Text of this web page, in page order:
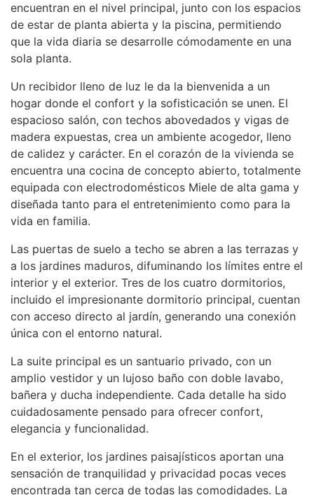
encuentran en el nivel principal, junto con los espacios
de estar de planta abierta y la piscina, permitiendo
que la vida diaria se desarrolle cómodamente en una
sola planta.
Un recibidor lleno de luz le da la bienvenida a un
hogar donde el confort y la sofisticación se unen. El
espacioso salón, con techos abovedados y vigas de
madera expuestas, crea un ambiente acogedor, lleno
de calidez y carácter. En el corazón de la vivienda se
encuentra una cocina de concepto abierto, totalmente
equipada con electrodomésticos Miele de alta gama y
diseñada tanto para el entretenimiento como para la
vida en familia.
Las puertas de suelo a techo se abren a las terrazas y
a los jardines maduros, difuminando los límites entre el
interior y el exterior. Tres de los cuatro dormitorios,
incluido el impresionante dormitorio principal, cuentan
con acceso directo al jardín, generando una conexión
única con el entorno natural.
La suite principal es un santuario privado, con un
amplio vestidor y un lujoso baño con doble lavabo,
bañera y ducha independiente. Cada detalle ha sido
cuidadosamente pensado para ofrecer confort,
elegancia y funcionalidad.
En el exterior, los jardines paisajísticos aportan una
sensación de tranquilidad y privacidad pocas veces
encontrada tan cerca de todas las comodidades. La